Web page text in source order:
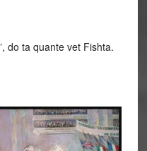
do ta quante vet Fishta.